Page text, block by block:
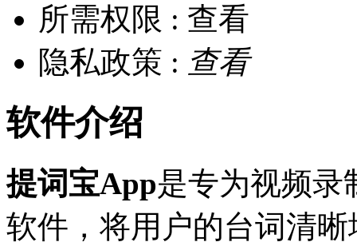
所需权限 : 查看
隐私政策 : 查看
软件介绍
提词宝App是专为视频录
软件，将用户的台词清